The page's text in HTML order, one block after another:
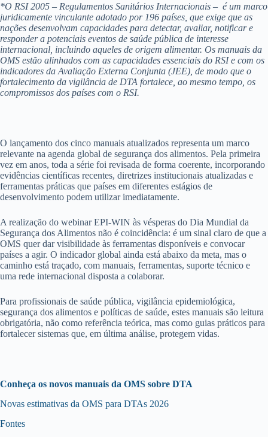
*O RSI 2005 – Regulamentos Sanitários Internacionais – é um marco
juridicamente vinculante adotado por 196 países, que exige que as
nações desenvolvam capacidades para detectar, avaliar, notificar e
responder a potenciais eventos de saúde pública de interesse
internacional, incluindo aqueles de origem alimentar. Os manuais da
OMS estão alinhados com as capacidades essenciais do RSI e com os
indicadores da Avaliação Externa Conjunta (JEE), de modo que o
fortalecimento da vigilância de DTA fortalece, ao mesmo tempo, os
compromissos dos países com o RSI.
O lançamento dos cinco manuais atualizados representa um marco
relevante na agenda global de segurança dos alimentos. Pela primeira
vez em anos, toda a série foi revisada de forma coerente, incorporando
evidências científicas recentes, diretrizes institucionais atualizadas e
ferramentas práticas que países em diferentes estágios de
desenvolvimento podem utilizar imediatamente.
A realização do webinar EPI-WIN às vésperas do Dia Mundial da
Segurança dos Alimentos não é coincidência: é um sinal claro de que a
OMS quer dar visibilidade às ferramentas disponíveis e convocar
países a agir. O indicador global ainda está abaixo da meta, mas o
caminho está traçado, com manuais, ferramentas, suporte técnico e
uma rede internacional disposta a colaborar.
Para profissionais de saúde pública, vigilância epidemiológica,
segurança dos alimentos e políticas de saúde, estes manuais são leitura
obrigatória, não como referência teórica, mas como guias práticos para
fortalecer sistemas que, em última análise, protegem vidas.
Conheça os novos manuais da OMS sobre DTA
Novas estimativas da OMS para DTAs 2026
Fontes